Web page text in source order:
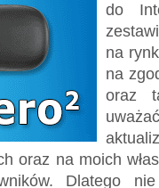
do
na
na
oraz
oraz na moich
Dlatego